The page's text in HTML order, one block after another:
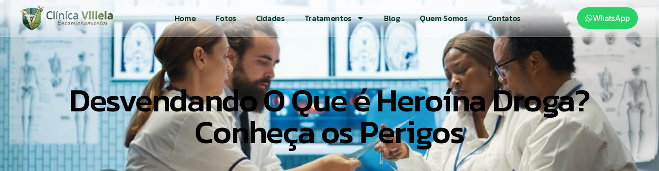
Home Fotos Cidades Tratamentos Blog Quem Somos Contatos WhatsApp
Desvendando O Que é Heroína Droga?
Conheça os Perigos